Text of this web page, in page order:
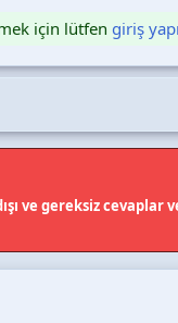
için lütfen giriş
gereksiz cevaplar